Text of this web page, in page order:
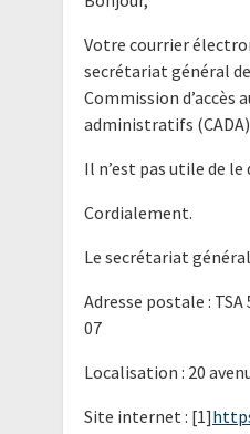
Votre courrier
secrétariat général
Commission d’accès
administratifs
Il n’est pas utile de
Cordialement.
Le secrétariat général
Adresse postale : TSA
07
Localisation : 20
Site internet : [1]